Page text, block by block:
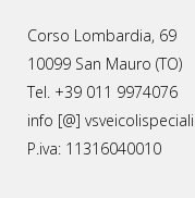
Corso Lombardia, 69
10099 San Mauro (TO)
Tel. +39 011 9974076
info [@]
P.iva: 11316040010